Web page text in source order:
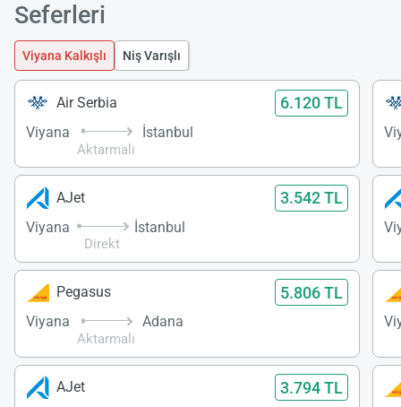
Seferleri
Viyana Kalkışlı Niş Varışlı
Air Serbia 6.120 TL
Viyana
Aktarmalı
İstanbul
AJet 3.542 TL
Viyana
Direkt
İstanbul
Pegasus 5.806 TL
Viyana
Aktarmalı
Adana
AJet 3.794 TL